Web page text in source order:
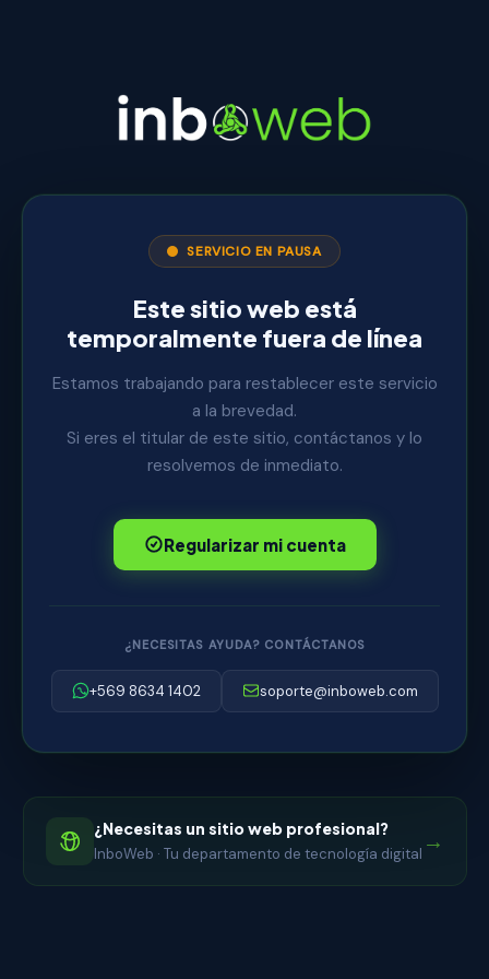
SERVICIO EN PAUSA
Este sitio web está
temporalmente fuera de línea
Estamos trabajando para restablecer este servicio
a la brevedad.
Si eres el titular de este sitio, contáctanos y lo
resolvemos de inmediato.
Regularizar mi cuenta
¿NECESITAS AYUDA? CONTÁCTANOS
+569 8634 1402 soporte@inboweb.com
¿Necesitas un sitio web profesional?
InboWeb · Tu departamento de tecnología digital →